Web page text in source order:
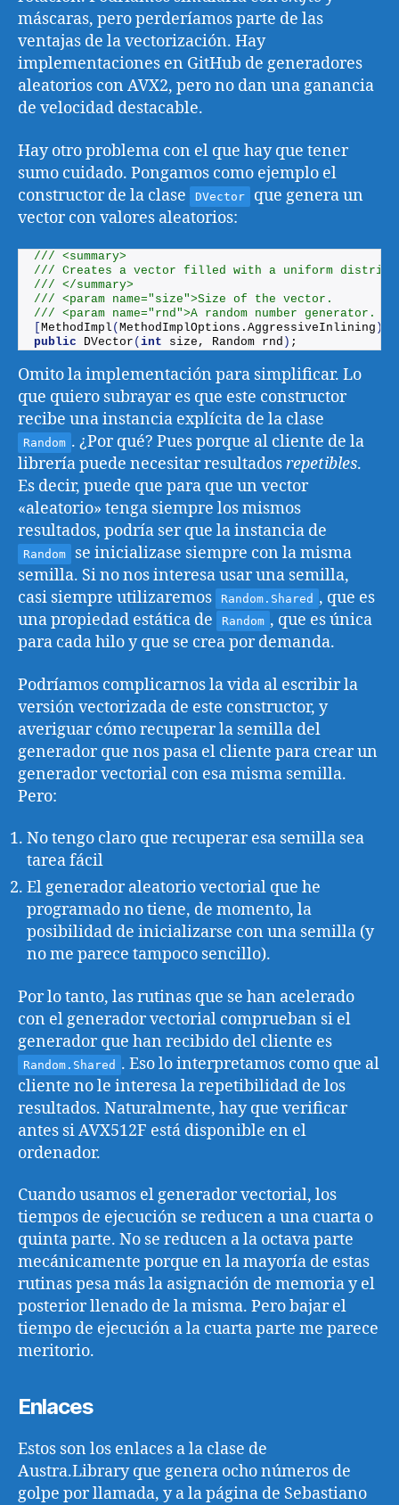
máscaras, pero perderíamos parte de las
ventajas de la vectorización. Hay
implementaciones en GitHub de generadores
aleatorios con AVX2, pero no dan una ganancia
de velocidad destacable.
Hay otro problema con el que hay que tener
sumo cuidado. Pongamos como ejemplo el
constructor de la clase
DVector
que genera un
vector con valores aleatorios:
/// <summary>
/// Creates a vector filled with a uniform
/// </summary>
/// <param name="size">Size of the vector.
/// <param name="rnd">A random number generator.
MethodImpl ( MethodImplOptions. AggressiveInlining )]
public
DVector ( int size, Random rnd ) ;
Omito la implementación para simplificar. Lo
que quiero subrayar es que este constructor
recibe una instancia explícita de la clase
Random . ¿Por qué? Pues porque al cliente de la
librería puede necesitar resultados repetibles.
Es decir, puede que para que un vector
«aleatorio» tenga siempre los mismos
resultados, podría ser que la instancia de
Random
se inicializase siempre con la misma
semilla. Si no nos interesa usar una semilla,
casi siempre utilizaremos
Random.Shared , que es
una propiedad estática de
Random , que es única
para cada hilo y que se crea por demanda.
Podríamos complicarnos la vida al escribir la
versión vectorizada de este constructor, y
averiguar cómo recuperar la semilla del
generador que nos pasa el cliente para crear un
generador vectorial con esa misma semilla.
Pero:
No tengo claro que recuperar esa semilla sea
tarea fácil
El generador aleatorio vectorial que he
programado no tiene, de momento, la
posibilidad de inicializarse con una semilla (y
no me parece tampoco sencillo).
Por lo tanto, las rutinas que se han acelerado
con el generador vectorial comprueban si el
generador que han recibido del cliente es
Random.Shared . Eso lo interpretamos como que al
cliente no le interesa la repetibilidad de los
resultados. Naturalmente, hay que verificar
antes si AVX512F está disponible en el
ordenador.
Cuando usamos el generador vectorial, los
tiempos de ejecución se reducen a una cuarta o
quinta parte. No se reducen a la octava parte
mecánicamente porque en la mayoría de estas
rutinas pesa más la asignación de memoria y el
posterior llenado de la misma. Pero bajar el
tiempo de ejecución a la cuarta parte me parece
meritorio.
Enlaces
Estos son los enlaces a la clase de
Austra.Library que genera ocho números de
golpe por llamada, y a la página de Sebastiano